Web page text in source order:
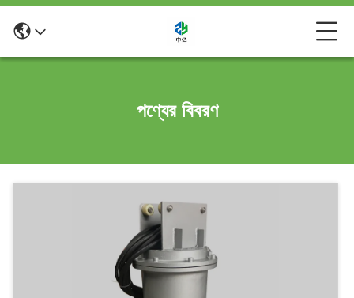
পণ্যের বিবরণ